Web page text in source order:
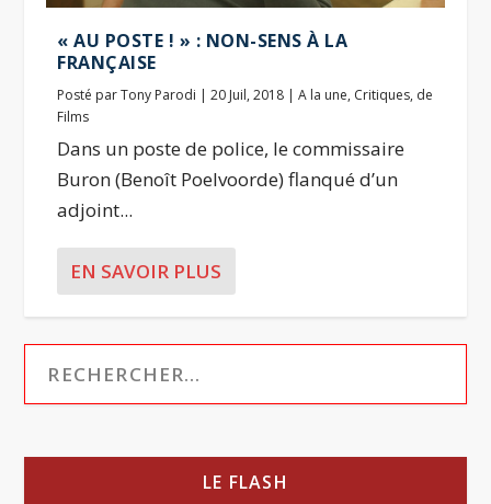
« AU POSTE ! » : NON-SENS À LA
FRANÇAISE
Posté parTony Parodi |20 Juil, 2018 |A la une, Critiques, de
Films
Dans un poste de police, le commissaire
Buron (Benoît Poelvoorde) flanqué d’un
adjoint...
EN SAVOIR PLUS
LE FLASH